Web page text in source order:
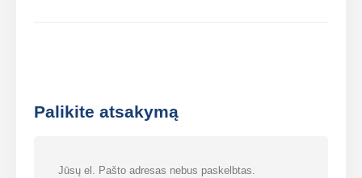
Palikite atsakymą
Jūsų el. Pašto adresas nebus paskelbtas.